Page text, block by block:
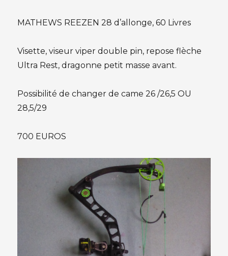
MATHEWS REEZEN 28 d’allonge, 60 Livres
Visette, viseur viper double pin, repose flèche
Ultra Rest, dragonne petit masse avant.
Possibilité de changer de came 26 /26,5 OU
28,5/29
700 EUROS